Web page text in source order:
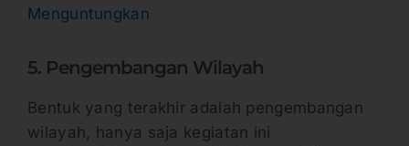
Menguntungkan
5. Pengembangan Wilayah
Bentuk yang terakhir adalah pengembangan
wilayah, hanya saja kegiatan ini